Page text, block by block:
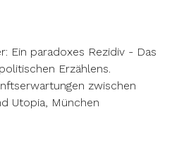
Ein paradoxes Rezidiv - Das
Erzählens.
zwischen
Utopia, München